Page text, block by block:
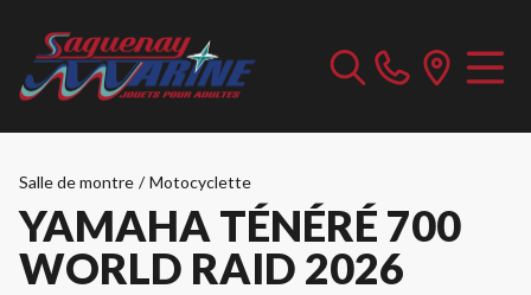
Salle de montre / Motocyclette
YAMAHA TÉNÉRÉ 700
WORLD RAID 2026